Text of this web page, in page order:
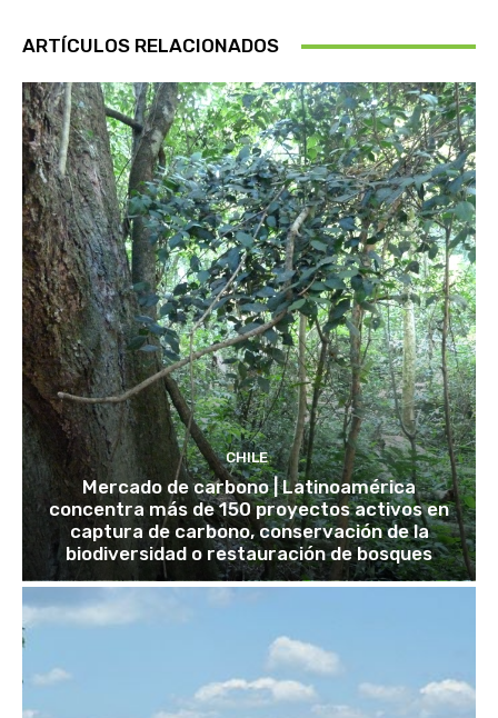
ARTÍCULOS RELACIONADOS
CHILE
Mercado de carbono | Latinoamérica
concentra más de 150 proyectos activos en
captura de carbono, conservación de la
biodiversidad o restauración de bosques